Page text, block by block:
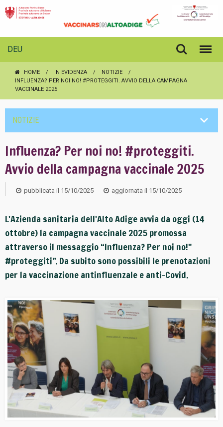
DEU
HOME IN EVIDENZA
NOTIZIE
INFLUENZA? PER NOI NO! #PROTEGGITI. AVVIO DELLA CAMPAGNA
VACCINALE 2025
NOTIZIE
Influenza? Per noi no! #proteggiti.
Avvio della campagna vaccinale 2025
pubblicata il 15/10/2025 aggiornata il 15/10/2025
L'Azienda sanitaria dell'Alto Adige avvia da oggi (14
ottobre) la campagna vaccinale 2025 promossa
attraverso il messaggio “Influenza? Per noi no!"
#proteggiti”. Da subito sono possibili le prenotazioni
per la vaccinazione antinfluenzale e anti-Covid.